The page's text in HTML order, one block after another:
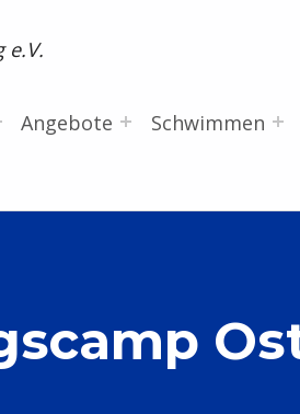
Angebote Schwimmen